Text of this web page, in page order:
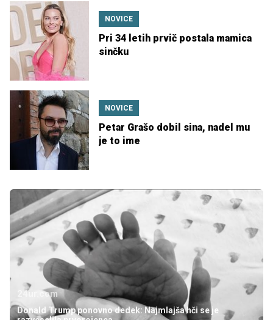
NOVICE
Pri 34 letih prvič postala mamica
sinčku
NOVICE
Petar Grašo dobil sina, nadel mu
je to ime
24ur.com
Donald Trump ponovno dedek: Najmlajša hči se je